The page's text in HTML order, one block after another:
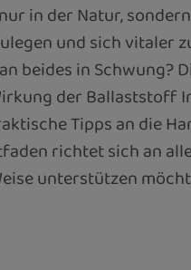
in der Natur,
und sich
in Schwung?
der
Tipps an die
richtet sich an
unterstützen